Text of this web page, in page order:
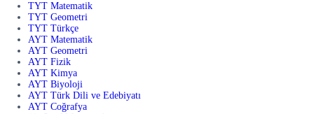
TYT Matematik
TYT Geometri
TYT Türkçe
AYT Matematik
AYT Geometri
AYT Fizik
AYT Kimya
AYT Biyoloji
AYT Türk Dili ve Edebiyatı
AYT Coğrafya